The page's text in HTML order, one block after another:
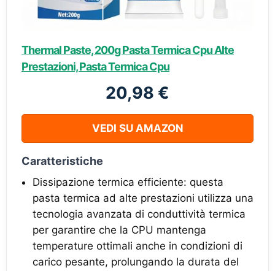
Thermal Paste, 200g Pasta Termica Cpu Alte
Prestazioni, Pasta Termica Cpu
20,98 €
VEDI SU AMAZON
Caratteristiche
Dissipazione termica efficiente: questa
pasta termica ad alte prestazioni utilizza una
tecnologia avanzata di conduttività termica
per garantire che la CPU mantenga
temperature ottimali anche in condizioni di
carico pesante, prolungando la durata del